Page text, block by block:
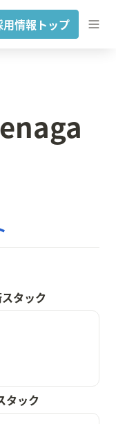
用情報トップ
タック
タック